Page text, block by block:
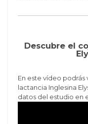
Descubre el
En este vídeo
lactancia Inglesina
datos del estudio en